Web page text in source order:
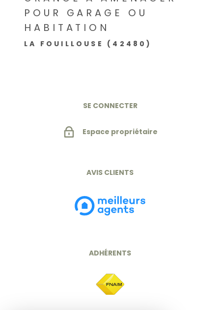
POUR GARAGE OU
HABITATION
LA FOUILLOUSE (42480)
SE CONNECTER
Espace propriétaire
AVIS CLIENTS
ADHÉRENTS